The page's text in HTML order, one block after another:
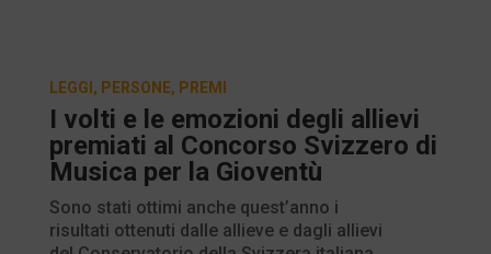
I volti e le emozioni degli allievi
premiati al Concorso Svizzero di
Musica per la Gioventù
LEGGI , PERSONE, PREMI
Sono stati ottimi anche quest’anno i
risultati ottenuti dalle allieve e dagli allievi